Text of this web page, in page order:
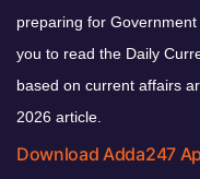
preparing for
you to read the Daily
based on current affairs
2026 article.
Download Adda247